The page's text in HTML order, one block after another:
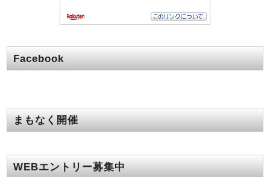
Facebook
まもなく開催
WEBエントリー募集中